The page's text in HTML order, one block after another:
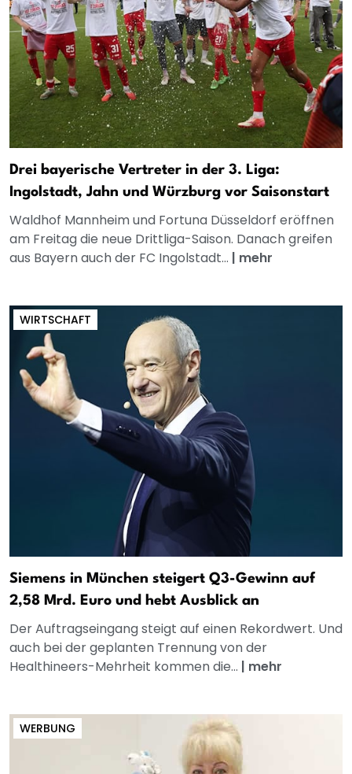
Drei bayerische Vertreter in der 3. Liga:
Ingolstadt, Jahn und Würzburg vor Saisonstart
Waldhof Mannheim und Fortuna Düsseldorf eröffnen
am Freitag die neue Drittliga-Saison. Danach greifen
aus Bayern auch der FC Ingolstadt... | mehr
WIRTSCHAFT
Siemens in München steigert Q3-Gewinn auf
2,58 Mrd. Euro und hebt Ausblick an
Der Auftragseingang steigt auf einen Rekordwert. Und
auch bei der geplanten Trennung von der
Healthineers-Mehrheit kommen die... | mehr
WERBUNG